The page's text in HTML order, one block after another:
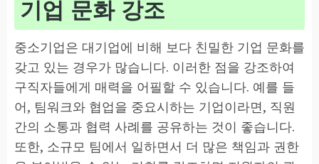
기업 문화 강조
중소기업은 대기업에 비해 보다 친밀한 기업 문화를
갖고 있는 경우가 많습니다. 이러한 점을 강조하여
구직자들에게 매력을 어필할 수 있습니다. 예를 들
어, 팀워크와 협업을 중요시하는 기업이라면, 직원
간의 소통과 협력 사례를 공유하는 것이 좋습니다.
또한, 소규모 팀에서 일하면서 더 많은 책임과 권한